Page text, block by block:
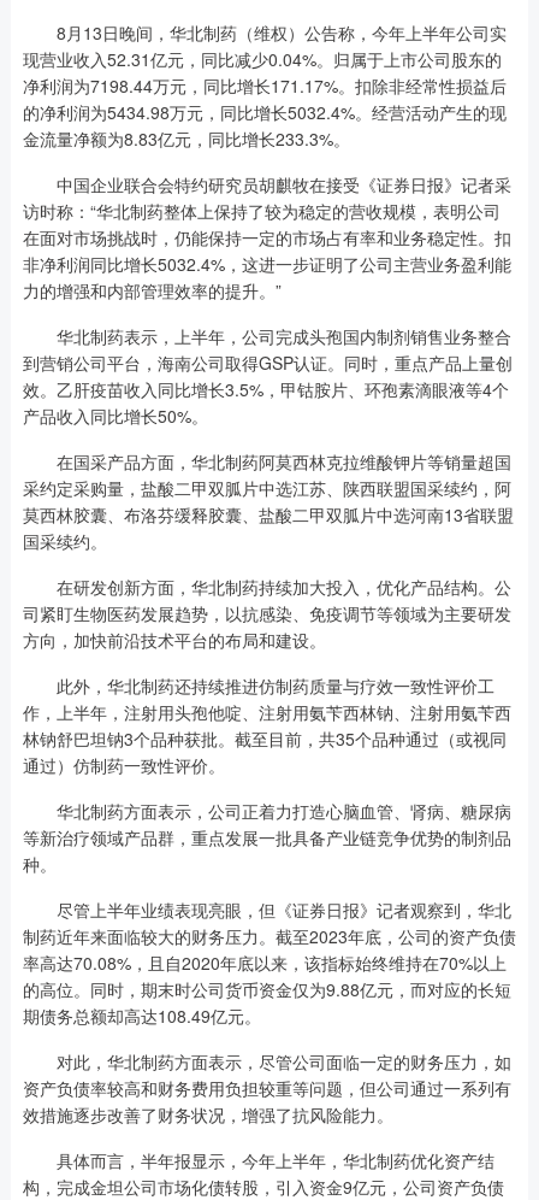
8月13日晚间，华北制药（维权）公告称，今年上半年公司实
现营业收入52.31亿元，同比减少0.04%。归属于上市公司股东的
净利润为7198.44万元，同比增长171.17%。扣除非经常性损益后
的净利润为5434.98万元，同比增长5032.4%。经营活动产生的现
金流量净额为8.83亿元，同比增长233.3%。
中国企业联合会特约研究员胡麒牧在接受《证券日报》记者采
访时称：“华北制药整体上保持了较为稳定的营收规模，表明公司
在面对市场挑战时，仍能保持一定的市场占有率和业务稳定性。扣
非净利润同比增长5032.4%，这进一步证明了公司主营业务盈利能
力的增强和内部管理效率的提升。”
华北制药表示，上半年，公司完成头孢国内制剂销售业务整合
到营销公司平台，海南公司取得GSP认证。同时，重点产品上量创
效。乙肝疫苗收入同比增长3.5%，甲钴胺片、环孢素滴眼液等4个
产品收入同比增长50%。
在国采产品方面，华北制药阿莫西林克拉维酸钾片等销量超国
采约定采购量，盐酸二甲双胍片中选江苏、陕西联盟国采续约，阿
莫西林胶囊、布洛芬缓释胶囊、盐酸二甲双胍片中选河南13省联盟
国采续约。
在研发创新方面，华北制药持续加大投入，优化产品结构。公
司紧盯生物医药发展趋势，以抗感染、免疫调节等领域为主要研发
方向，加快前沿技术平台的布局和建设。
此外，华北制药还持续推进仿制药质量与疗效一致性评价工
作，上半年，注射用头孢他啶、注射用氨苄西林钠、注射用氨苄西
林钠舒巴坦钠3个品种获批。截至目前，共35个品种通过（或视同
通过）仿制药一致性评价。
华北制药方面表示，公司正着力打造心脑血管、肾病、糖尿病
等新治疗领域产品群，重点发展一批具备产业链竞争优势的制剂品
种。
尽管上半年业绩表现亮眼，但《证券日报》记者观察到，华北
制药近年来面临较大的财务压力。截至2023年底，公司的资产负债
率高达70.08%，且自2020年底以来，该指标始终维持在70%以上
的高位。同时，期末时公司货币资金仅为9.88亿元，而对应的长短
期债务总额却高达108.49亿元。
对此，华北制药方面表示，尽管公司面临一定的财务压力，如
资产负债率较高和财务费用负担较重等问题，但公司通过一系列有
效措施逐步改善了财务状况，增强了抗风险能力。
具体而言，半年报显示，今年上半年，华北制药优化资产结
构，完成金坦公司市场化债转股，引入资金9亿元，公司资产负债